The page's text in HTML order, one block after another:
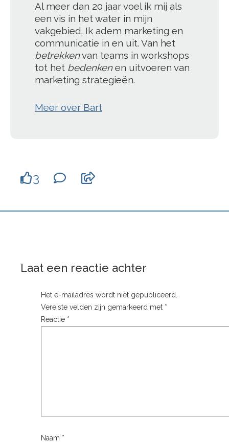
Al meer dan 20 jaar voel ik mij als
een vis in het water in mijn
vakgebied. Ik adem marketing en
communicatie in en uit. Van het
betrekkenvan teams in workshops
tot het bedenkenen uitvoeren van
marketing strategieën.
Meer over Bart
3
Laat een reactie achter
Het e-mailadres wordt niet gepubliceerd.
Vereiste velden zijn gemarkeerd met *
Reactie *
Naam *